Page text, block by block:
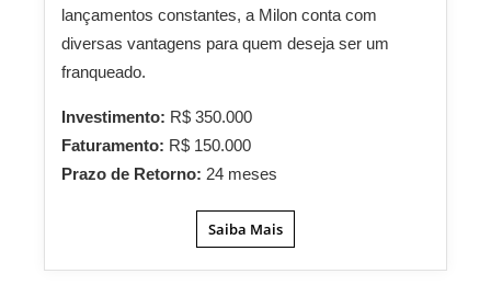
lançamentos constantes, a Milon conta com
diversas vantagens para quem deseja ser um
franqueado.
Investimento: R$ 350.000
Faturamento: R$ 150.000
Prazo de Retorno: 24 meses
Saiba Mais